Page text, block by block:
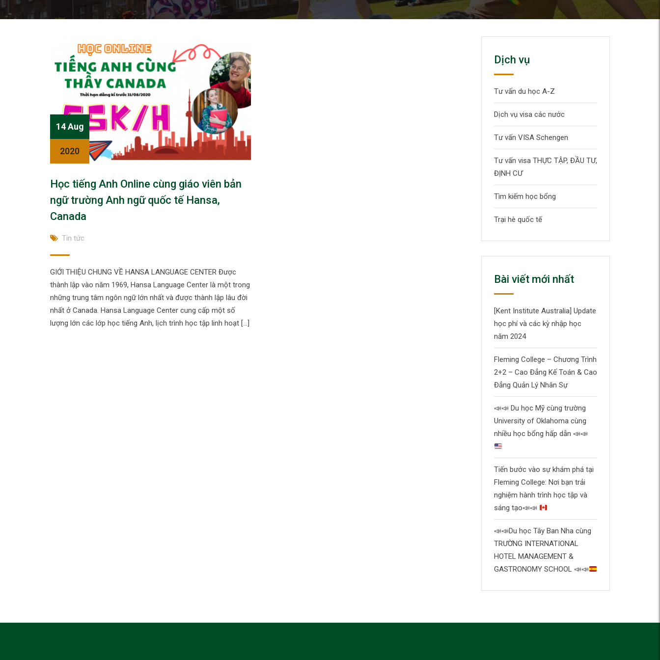
14 Aug
2020
Học tiếng Anh Online cùng giáo viên bản
ngữ trường Anh ngữ quốc tế Hansa,
Canada
Tin tức
GIỚI THIỆU CHUNG VỀ HANSA LANGUAGE CENTER Được
thành lập vào năm 1969, Hansa Language Center là một trong
những trung tâm ngôn ngữ lớn nhất và được thành lập lâu đời
nhất ở Canada. Hansa Language Center cung cấp một số
lượng lớn các lớp học tiếng Anh, lịch trình học tập linh hoạt […]
Dịch vụ
Tư vấn du học A-Z
Dịch vụ visa các nước
Tư vấn VISA Schengen
Tư vấn visa THỰC TẬP, ĐẦU TƯ,
ĐỊNH CƯ
Tìm kiếm học bổng
Trại hè quốc tế
Bài viết mới nhất
[Kent Institute Australia] Update
học phí và các kỳ nhập học
năm 2024
Fleming College – Chương Trình
2+2 – Cao Đẳng Kế Toán & Cao
Đẳng Quản Lý Nhân Sự
📣📣 Du học Mỹ cùng trường
University of Oklahoma cùng
nhiều học bổng hấp dẫn 📣📣
Tiến bước vào sự khám phá tại
Fleming College: Nơi bạn trải
nghiệm hành trình học tập và
sáng tạo📣📣
📣📣Du học Tây Ban Nha cùng
TRƯỜNG INTERNATIONAL
HOTEL MANAGEMENT &
GASTRONOMY SCHOOL 📣📣